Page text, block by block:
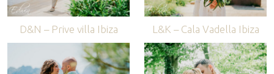
D&N – Prive villa Ibiza L&K – Cala Vadella Ibiza